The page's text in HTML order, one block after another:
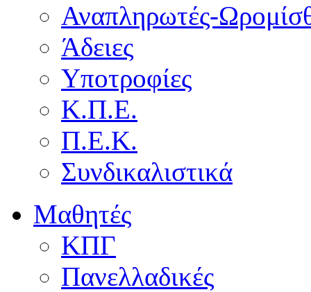
Αναπληρωτές-
Άδειες
Υποτροφίες
Κ.Π.Ε.
Π.Ε.Κ.
Συνδικαλιστικά
Μαθητές
ΚΠΓ
Πανελλαδικές